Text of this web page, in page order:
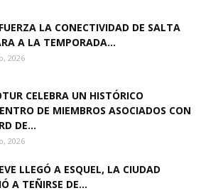
LA CONECTIVIDAD DE SALTA
A LA TEMPORADA...
2026
CELEBRA UN HISTÓRICO
DE MIEMBROS ASOCIADOS CON
DE...
2026
LLEGÓ A ESQUEL, LA CIUDAD
A TEÑIRSE DE...